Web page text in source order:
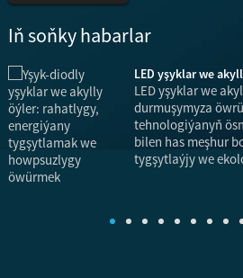
Iň soňky habarlar
LED yşyklar we
LED yşyklar we
durmuşymyza
tehnologiýanyň
bilen has meşhur
tygşytlaýjy we